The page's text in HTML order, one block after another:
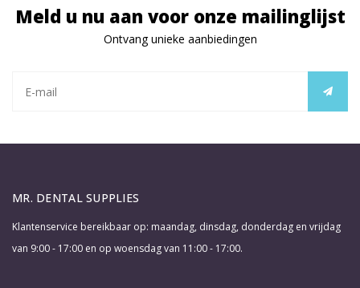
Meld u nu aan voor onze mailinglijst
Ontvang unieke aanbiedingen
MR. DENTAL SUPPLIES
Klantenservice bereikbaar op: maandag, dinsdag, donderdag en vrijdag
van 9:00 - 17:00 en op woensdag van 11:00 - 17:00.